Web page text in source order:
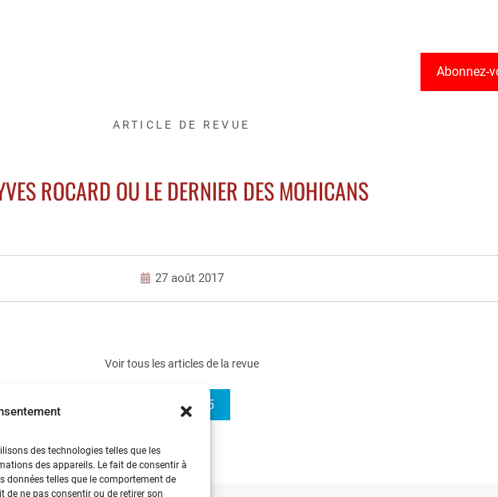
des technologies telles que les
des appareils. Le fait de consentir à
données telles que le comportement de
de ne pas consentir ou de retirer son
Abonnez-
ARTICLE DE REVUE
ROCARD OU LE DERNIER DES MOHICANS
27 août 2017
Voir tous les articles de la revue
REE 2013-5